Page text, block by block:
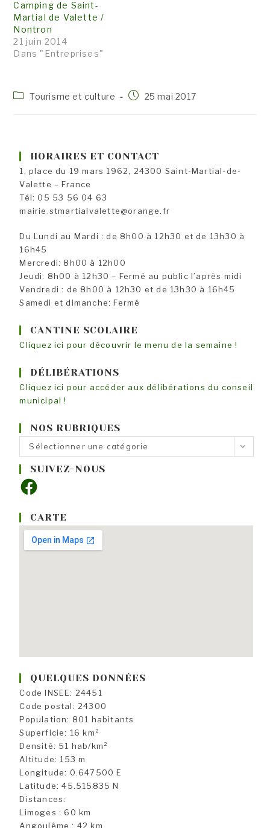
Camping de Saint-
Martial de Valette /
Nontron
21 juin 2014
Dans "Entreprises"
PostTourisme et culture
Publication
25 mai 2017
HORAIRES ET CONTACT
1, place du 19 mars 1962, 24300 Saint-Martial-de-
Valette – France
Tél: 05 53 56 04 63
mairie.stmartialvalette@orange.fr
Du Lundi au Mardi : de 8h00 à 12h30 et de 13h30 à
16h45
Mercredi: 8h00 à 12h00
Jeudi: 8h00 à 12h30 – Fermé au public l’après midi
Vendredi : de 8h00 à 12h30 et de 13h30 à 16h45
Samedi et dimanche: Fermé
CANTINE SCOLAIRE
Cliquez ici pour découvrir le menu de la semaine !
DÉLIBÉRATIONS
Cliquez ici pour accéder aux délibérations du conseil
municipal !
NOS RUBRIQUES
Nos
rubriques
Sélectionner une catégorie
SUIVEZ-NOUS
Facebook
CARTE
QUELQUES DONNÉES
Code INSEE: 24451
Code postal: 24300
Population: 801 habitants
Superficie: 16 km²
Densité: 51 hab/km²
Altitude: 153 m
Longitude: 0.647500 E
Latitude: 45.515835 N
Distances:
Limoges : 60 km
Angoulême : 42 km